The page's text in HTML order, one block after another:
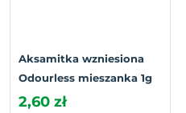
Aksamitka wzniesiona
Odourless mieszanka 1g
2,60 zł